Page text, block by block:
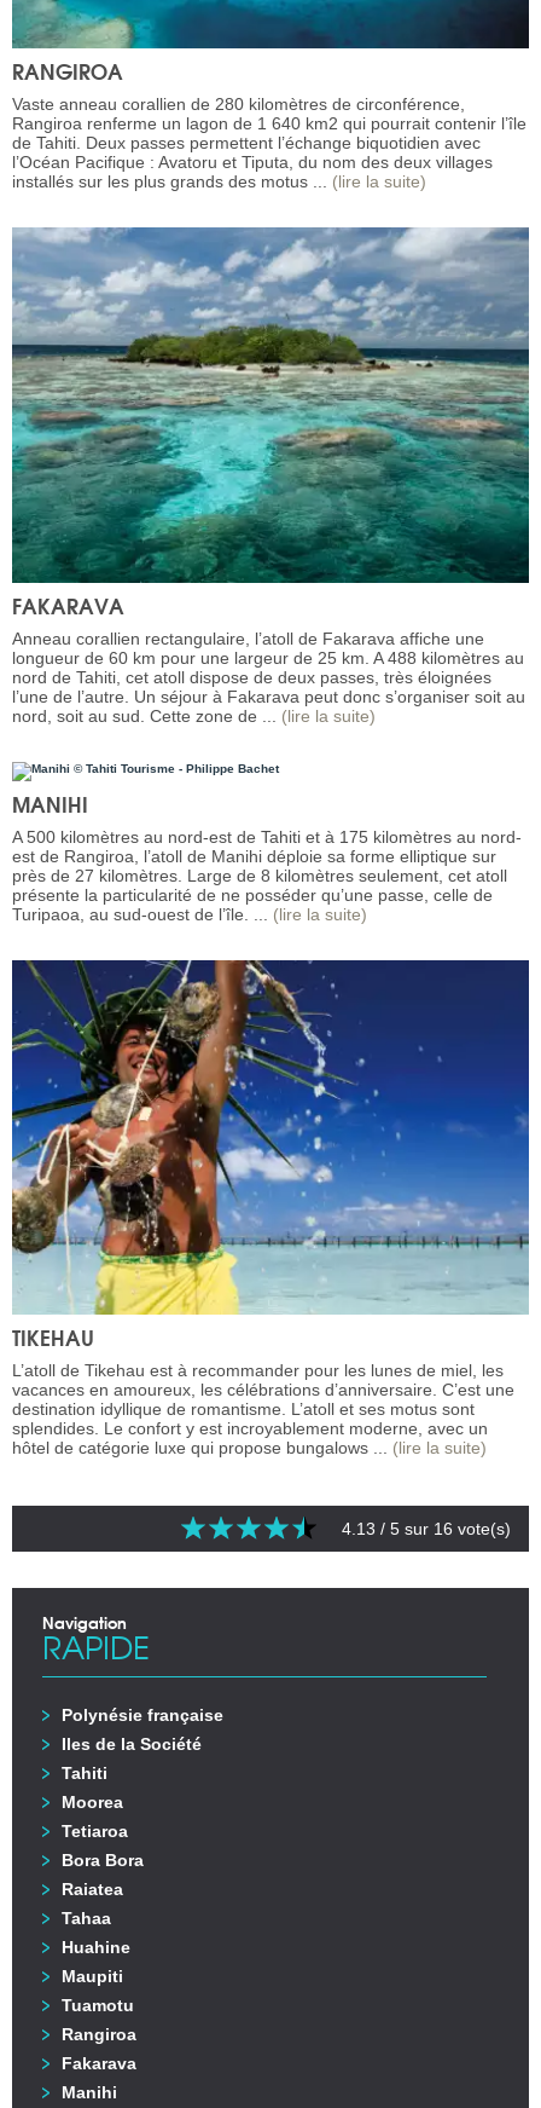
RANGIROA
Vaste anneau corallien de 280 kilomètres de circonférence,
Rangiroa renferme un lagon de 1 640 km2 qui pourrait contenir l’île
de Tahiti. Deux passes permettent l’échange biquotidien avec
l’Océan Pacifique : Avatoru et Tiputa, du nom des deux villages
installés sur les plus grands des motus ... (lire la suite)
FAKARAVA
Anneau corallien rectangulaire, l’atoll de Fakarava affiche une
longueur de 60 km pour une largeur de 25 km. A 488 kilomètres au
nord de Tahiti, cet atoll dispose de deux passes, très éloignées
l’une de l’autre. Un séjour à Fakarava peut donc s’organiser soit au
nord, soit au sud. Cette zone de ... (lire la suite)
MANIHI
A 500 kilomètres au nord-est de Tahiti et à 175 kilomètres au nord-
est de Rangiroa, l’atoll de Manihi déploie sa forme elliptique sur
près de 27 kilomètres. Large de 8 kilomètres seulement, cet atoll
présente la particularité de ne posséder qu’une passe, celle de
Turipaoa, au sud-ouest de l’île. ... (lire la suite)
TIKEHAU
L’atoll de Tikehau est à recommander pour les lunes de miel, les
vacances en amoureux, les célébrations d’anniversaire. C’est une
destination idyllique de romantisme. L’atoll et ses motus sont
splendides. Le confort y est incroyablement moderne, avec un
hôtel de catégorie luxe qui propose bungalows ... (lire la suite)
4.13 / 5 sur 16 vote(s)
Navigation
RAPIDE
Polynésie française
Iles de la Société
Tahiti
Moorea
Tetiaroa
Bora Bora
Raiatea
Tahaa
Huahine
Maupiti
Tuamotu
Rangiroa
Fakarava
Manihi